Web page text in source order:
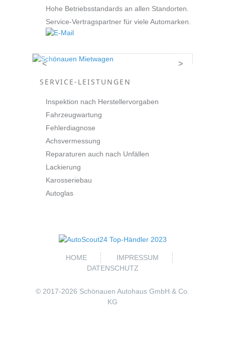
Hohe Betriebsstandards an allen Standorten.
Service-Vertragspartner für viele Automarken.
< >
SERVICE-LEISTUNGEN
Inspektion nach Herstellervorgaben
Fahrzeugwartung
Fehlerdiagnose
Achsvermessung
Reparaturen auch nach Unfällen
Lackierung
Karosseriebau
Autoglas
HOME
IMPRESSUM
DATENSCHUTZ
© 2017-2026 Schönauen Autohaus GmbH & Co.
KG